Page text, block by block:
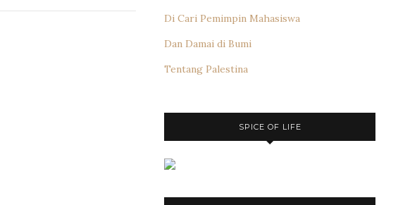
Di Cari Pemimpin Mahasiswa
Dan Damai di Bumi
Tentang Palestina
SPICE OF LIFE